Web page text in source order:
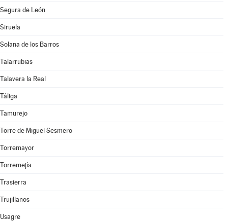
Segura de León
Siruela
Solana de los Barros
Talarrubias
Talavera la Real
Táliga
Tamurejo
Torre de Miguel Sesmero
Torremayor
Torremejía
Trasierra
Trujillanos
Usagre